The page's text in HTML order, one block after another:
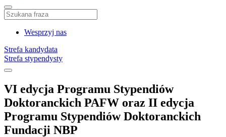
Wesprzyj nas
Strefa kandydata
Strefa stypendysty
VI edycja Programu Stypendiów
Doktoranckich PAFW oraz II edycja
Programu Stypendiów Doktoranckich
Fundacji NBP